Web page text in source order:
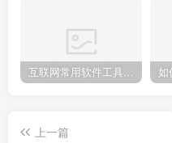
互联网常用软件工具资源汇总贴
上一篇